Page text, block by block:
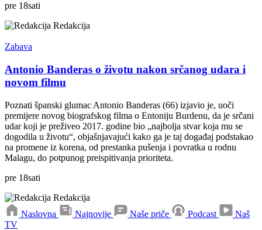
pre 18sati
Redakcija
Zabava
Antonio Banderas o životu nakon srčanog udara i
novom filmu
Poznati španski glumac Antonio Banderas (66) izjavio je, uoči
premijere novog biografskog filma o Entoniju Burdenu, da je srčani
udar koji je preživeo 2017. godine bio „najbolja stvar koja mu se
dogodila u životu“, objašnjavajući kako ga je taj događaj podstakao
na promene iz korena, od prestanka pušenja i povratka u rodnu
Malagu, do potpunog preispitivanja prioriteta.
pre 18sati
Redakcija
Naslovna
Najnovije Naše priče Podcast
Naš
TV